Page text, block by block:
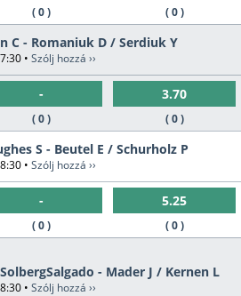
( 0 ) ( 0 )
C - Romaniuk D / Serdiuk Y
• Szólj hozzá ››
-
( 0 )
3.70
( 0 )
S - Beutel E / Schurholz P
• Szólj hozzá ››
-
( 0 )
5.25
( 0 )
- Mader J / Kernen L
• Szólj hozzá ››